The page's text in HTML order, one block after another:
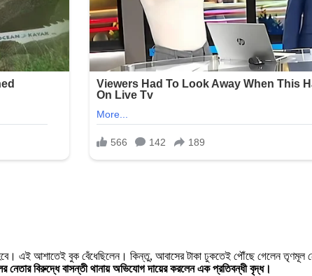
এই আশাতেই বুক বেঁধেছিলেন। কিন্তু, আবাসের টাকা ঢুকতেই পৌঁছে গেলেন তৃণমূল
নেতার বিরুদ্ধে বাসন্তী থানায় অভিযোগ দায়ের করলেন এক প্রতিবন্ধী বৃদ্ধ।